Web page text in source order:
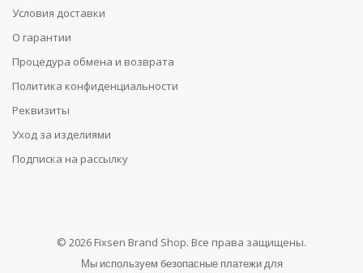
Условия доставки
О гарантии
Процедура обмена и возврата
Политика конфиденциальности
Реквизиты
Уход за изделиями
Подписка на рассылку
© 2026 Fixsen Brand Shop. Все права защищены.
Мы используем безопасные платежи для